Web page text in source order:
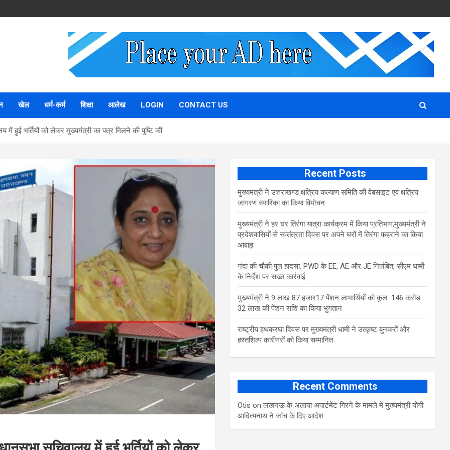
खेल धर्म-कर्म शिक्षा आलेख LOGIN CONTACT US
हुई भर्तियों को लेकर मुख्यमंत्री का पत्र मिलने की पुष्टि की
Recent Posts
मुख्यमंत्री ने उत्तराखण्ड क्षत्रिय कल्याण समिति की वेबसाइट एवं क्षत्रिय
जागरण स्मारिका का किया विमोचन
मुख्यमंत्री ने हर घर तिरंगा यात्रा कार्यक्रम में किया प्रतिभाग,मुख्यमंत्री ने
प्रदेशवासियों से स्वतंत्रता दिवस पर अपने घरों में तिरंगा फहराने का किया
आवाह्न
नंदा की चौकी पुल हादसा: PWD के EE, AE और JE निलंबित, सीएम धामी
के निर्देश पर सख्त कार्रवाई
मुख्यमंत्री ने 9 लाख 87 हजार17 पेंशन लाभार्थियों को कुल 146 करोड़
32 लाख की पेंशन राशि का किया भुगतान
राष्ट्रीय हथकरघा दिवस पर मुख्यमंत्री धामी ने उत्कृष्ट बुनकरों और
हस्तशिल्प कारीगरों को किया सम्मानित
Recent Comments
Otis onलखनऊ के अलाया अपार्टमेंट गिरने के मामले में मुख्‍यमंत्री योगी
आद‍ित्‍यनाथ ने जांच के द‍िए आदेश